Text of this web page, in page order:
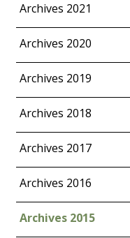
Archives 2021
Archives 2020
Archives 2019
Archives 2018
Archives 2017
Archives 2016
Archives 2015